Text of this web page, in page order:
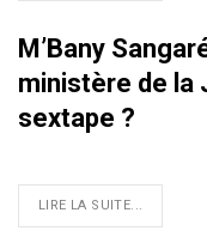
M’Bany
ministère de la
sextape ?
LIRE LA SUITE...